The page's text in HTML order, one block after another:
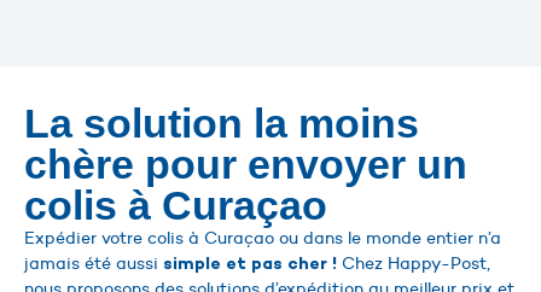
La solution la moins
chère pour envoyer un
colis à Curaçao
Expédier votre colis à Curaçao ou dans le monde entier n’a
jamais été aussi simple et pas cher ! Chez Happy-Post,